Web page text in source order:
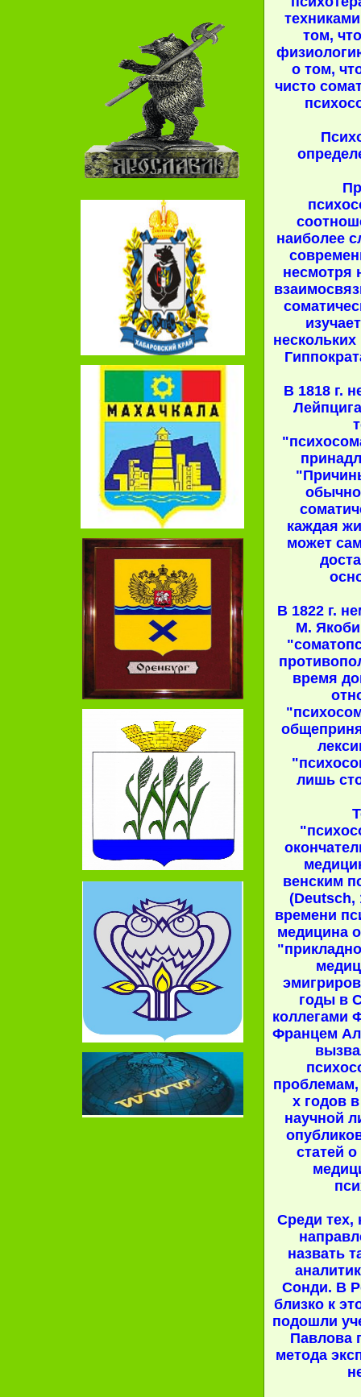
том,
о том,
чисто
наиболее
несмотря
В 1818 г.
обычно
каждая
может
В 1822 г.
М.
время
лишь
венским
(Deutsch,
времени
медицина
годы в
коллегами
Францем
проблемам,
х годов
научной
статей
Среди тех,
назвать
Сонди. В
близко к
подошли
Павлова
метода